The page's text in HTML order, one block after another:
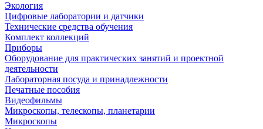
Экология
Цифровые лаборатории и датчики
Технические средства обучения
Комплект коллекций
Приборы
Оборудование для практических занятий и проектной
деятельности
Лабораторная посуда и принадлежности
Печатные пособия
Видеофильмы
Микроскопы, телескопы, планетарии
Микроскопы